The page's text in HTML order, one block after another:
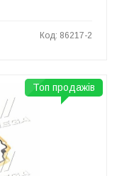
Код: 86217-2
Топ продажів